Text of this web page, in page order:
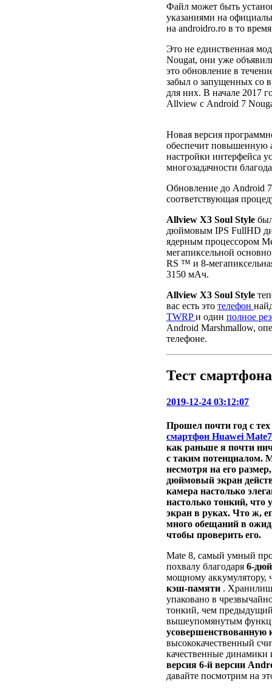
Файл может быть
указаниями на
на androidro.ro в то
Это не единственная
Nougat, они уже
это обновление в
забыл о запущенных со
для них. В начале 2017
Allview с Android 7
Новая версия
обеспечит повышенную
настройки интерфейса
многозадачности
Обновление до Android
соответствующая
Allview X3 Soul Style
дюймовым IPS FullHD
ядерным процессором
мегапиксельной
RS ™ и 8-
3150 мАч.
Allview X3 Soul Style
вас есть это телефон
TWRPи один полное
Android Marshmallow,
телефоне.
Тест
2019-12-24 03:12:07
Прошел почти год с
смартфон Huawei Mate7
как раньше я почти
с таким потенциалом.
несмотря на его
дюймовый экран
камера настолько
настолько тонкий,
экран в руках. Что ж,
много обещаний в
чтобы проверить его.
Mate 8, самый умный
похвалу благодаря 6-
мощному
кэш-памяти .
упаковано в
тонкий, чем
вышеупомянутым
усовершенствованную
высококачественный
качественные динамики
версия 6-й версии
давайте посмотрим на